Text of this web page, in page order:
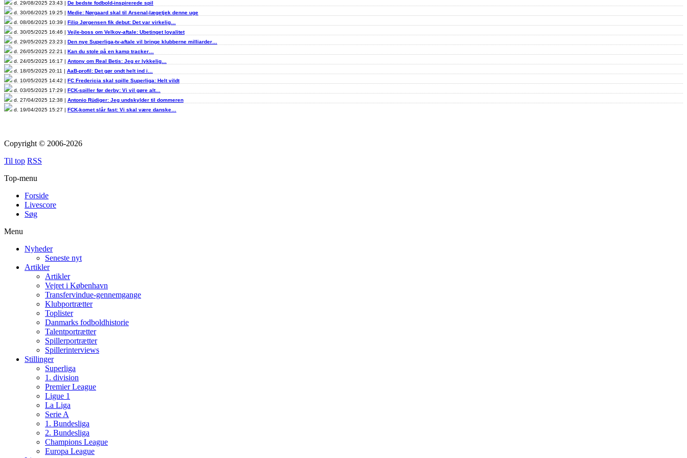
d. 29/08/2025 23:43 | De bedste fodbold-inspirerede spil
d. 30/06/2025 19:25 | Medie: Nørgaard skal til Arsenal-lægetjek denne uge
d. 08/06/2025 10:39 | Filip Jørgensen fik debut: Det var virkelig…
d. 30/05/2025 16:46 | Vejle-boss om Velkov-aftale: Ubetinget loyalitet
d. 29/05/2025 23:23 | Den nye Superliga-tv-aftale vil bringe klubberne milliarder…
d. 26/05/2025 22:21 | Kan du stole på en kamp tracker…
d. 24/05/2025 16:17 | Antony om Real Betis: Jeg er lykkelig…
d. 18/05/2025 20:11 | AaB-profil: Det gør ondt helt ind i…
d. 10/05/2025 14:42 | FC Fredericia skal spille Superliga: Helt vildt
d. 03/05/2025 17:29 | FCK-spiller før derby: Vi vil gøre alt…
d. 27/04/2025 12:38 | Antonio Rüdiger: Jeg undskylder til dommeren
d. 19/04/2025 15:27 | FCK-komet slår fast: Vi skal være danske…
Copyright © 2006-2026
Til top RSS
Top-menu
Forside
Livescore
Søg
Menu
Nyheder
Seneste nyt
Artikler
Artikler
Vejret i København
Transfervindue-gennemgange
Klubportrætter
Toplister
Danmarks fodboldhistorie
Talentportrætter
Spillerportrætter
Spillerinterviews
Stillinger
Superliga
1. division
Premier League
Ligue 1
La Liga
Serie A
1. Bundesliga
2. Bundesliga
Champions League
Europa League